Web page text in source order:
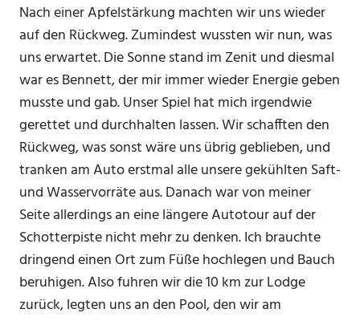
Nach einer Apfelstärkung machten wir uns wieder
auf den Rückweg. Zumindest wussten wir nun, was
uns erwartet. Die Sonne stand im Zenit und diesmal
war es Bennett, der mir immer wieder Energie geben
musste und gab. Unser Spiel hat mich irgendwie
gerettet und durchhalten lassen. Wir schafften den
Rückweg, was sonst wäre uns übrig geblieben, und
tranken am Auto erstmal alle unsere gekühlten Saft-
und Wasservorräte aus. Danach war von meiner
Seite allerdings an eine längere Autotour auf der
Schotterpiste nicht mehr zu denken. Ich brauchte
dringend einen Ort zum Füße hochlegen und Bauch
beruhigen. Also fuhren wir die 10 km zur Lodge
zurück, legten uns an den Pool, den wir am